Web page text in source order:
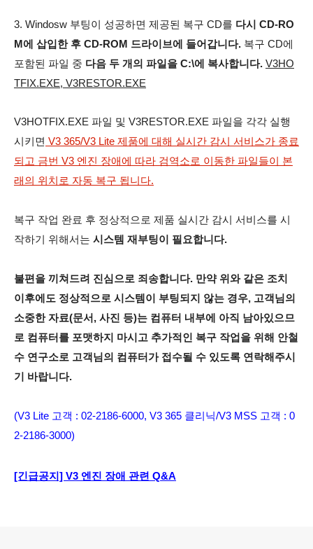
3. Windosw 부팅이 성공하면 제공된 복구 CD를 다시 CD-RO
M에 삽입한 후 CD-ROM 드라이브에 들어갑니다. 복구 CD에
포함된 파일 중 다음 두 개의 파일을 C:\에 복사합니다. V3HO
TFIX.EXE, V3RESTOR.EXE
V3HOTFIX.EXE 파일 및 V3RESTOR.EXE 파일을 각각 실행
시키면 V3 365/V3 Lite 제품에 대해 실시간 감시 서비스가 종료
되고 금번 V3 엔진 장애에 따라 검역소로 이동한 파일들이 본
래의 위치로 자동 복구 됩니다.
복구 작업 완료 후 정상적으로 제품 실시간 감시 서비스를 시
작하기 위해서는 시스템 재부팅이 필요합니다.
불편을 끼쳐드려 진심으로 죄송합니다. 만약 위와 같은 조치
이후에도 정상적으로 시스템이 부팅되지 않는 경우, 고객님의
소중한 자료(문서, 사진 등)는 컴퓨터 내부에 아직 남아있으므
로 컴퓨터를 포맷하지 마시고 추가적인 복구 작업을 위해 안철
수 연구소로 고객님의 컴퓨터가 접수될 수 있도록 연락해주시
기 바랍니다.
(V3 Lite 고객 : 02-2186-6000, V3 365 클리닉/V3 MSS 고객 : 0
2-2186-3000)
[긴급공지] V3 엔진 장애 관련 Q&A